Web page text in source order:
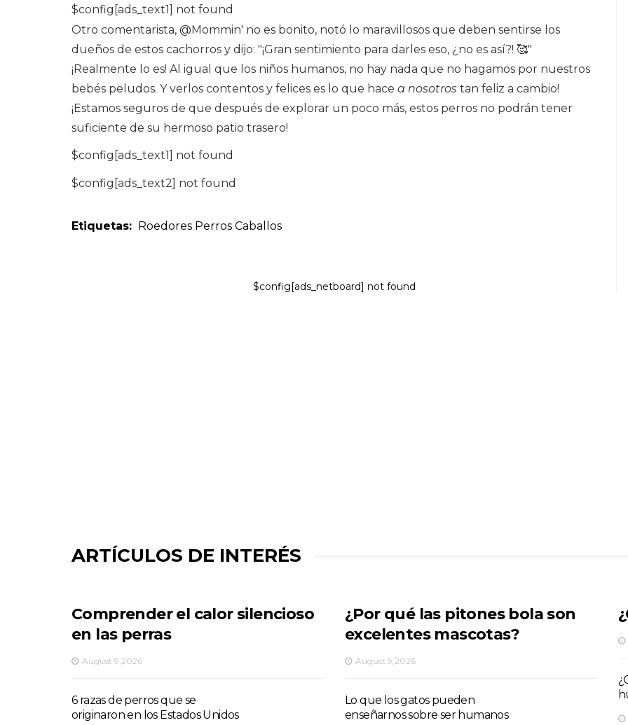
$config[ads_text1] not found
Otro comentarista, @Mommin' no es bonito, notó lo maravillosos que deben sentirse los
dueños de estos cachorros y dijo: "¡Gran sentimiento para darles eso, ¿no es así?! 🥰"
¡Realmente lo es! Al igual que los niños humanos, no hay nada que no hagamos por nuestros
bebés peludos. Y verlos contentos y felices es lo que hace a nosotros tan feliz a cambio!
¡Estamos seguros de que después de explorar un poco más, estos perros no podrán tener
suficiente de su hermoso patio trasero!
$config[ads_text1] not found
$config[ads_text2] not found
Etiquetas: Roedores Perros Caballos
$config[ads_netboard] not found
ARTÍCULOS DE INTERÉS
Comprender el calor silencioso
en las perras
August 9,2026
6 razas de perros que se
originaron en los Estados Unidos
¿Por qué las pitones bola son
excelentes mascotas?
August 9,2026
Lo que los gatos pueden
enseñarnos sobre ser humanos